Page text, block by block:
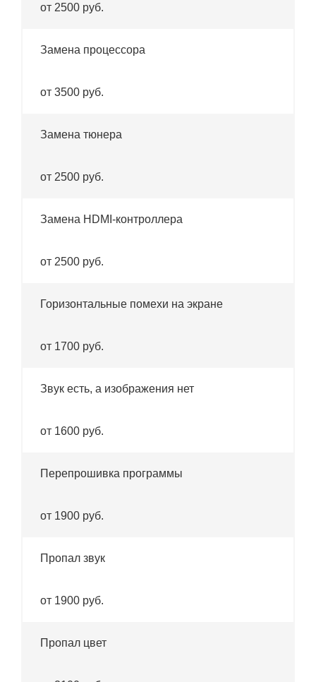
от 2500 руб.
Замена процессора
от 3500 руб.
Замена тюнера
от 2500 руб.
Замена HDMI-контроллера
от 2500 руб.
Горизонтальные помехи на экране
от 1700 руб.
Звук есть, а изображения нет
от 1600 руб.
Перепрошивка программы
от 1900 руб.
Пропал звук
от 1900 руб.
Пропал цвет